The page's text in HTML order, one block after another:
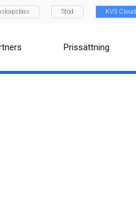
Stöd KVS Cloud
Prissättning